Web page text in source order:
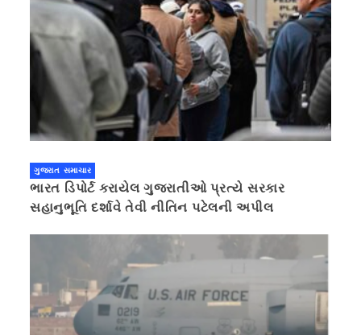
ગુજરાત સમાચાર
ભારત ડિપોર્ટ કરાયેલ ગુજરાતીઓ પ્રત્યે સરકાર
સહાનુભૂતિ દર્શાવે તેવી નીતિન પટેલની અપીલ